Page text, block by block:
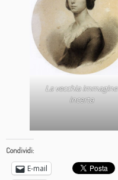
La vecchia immagine
incerta
Condividi:
E-mail